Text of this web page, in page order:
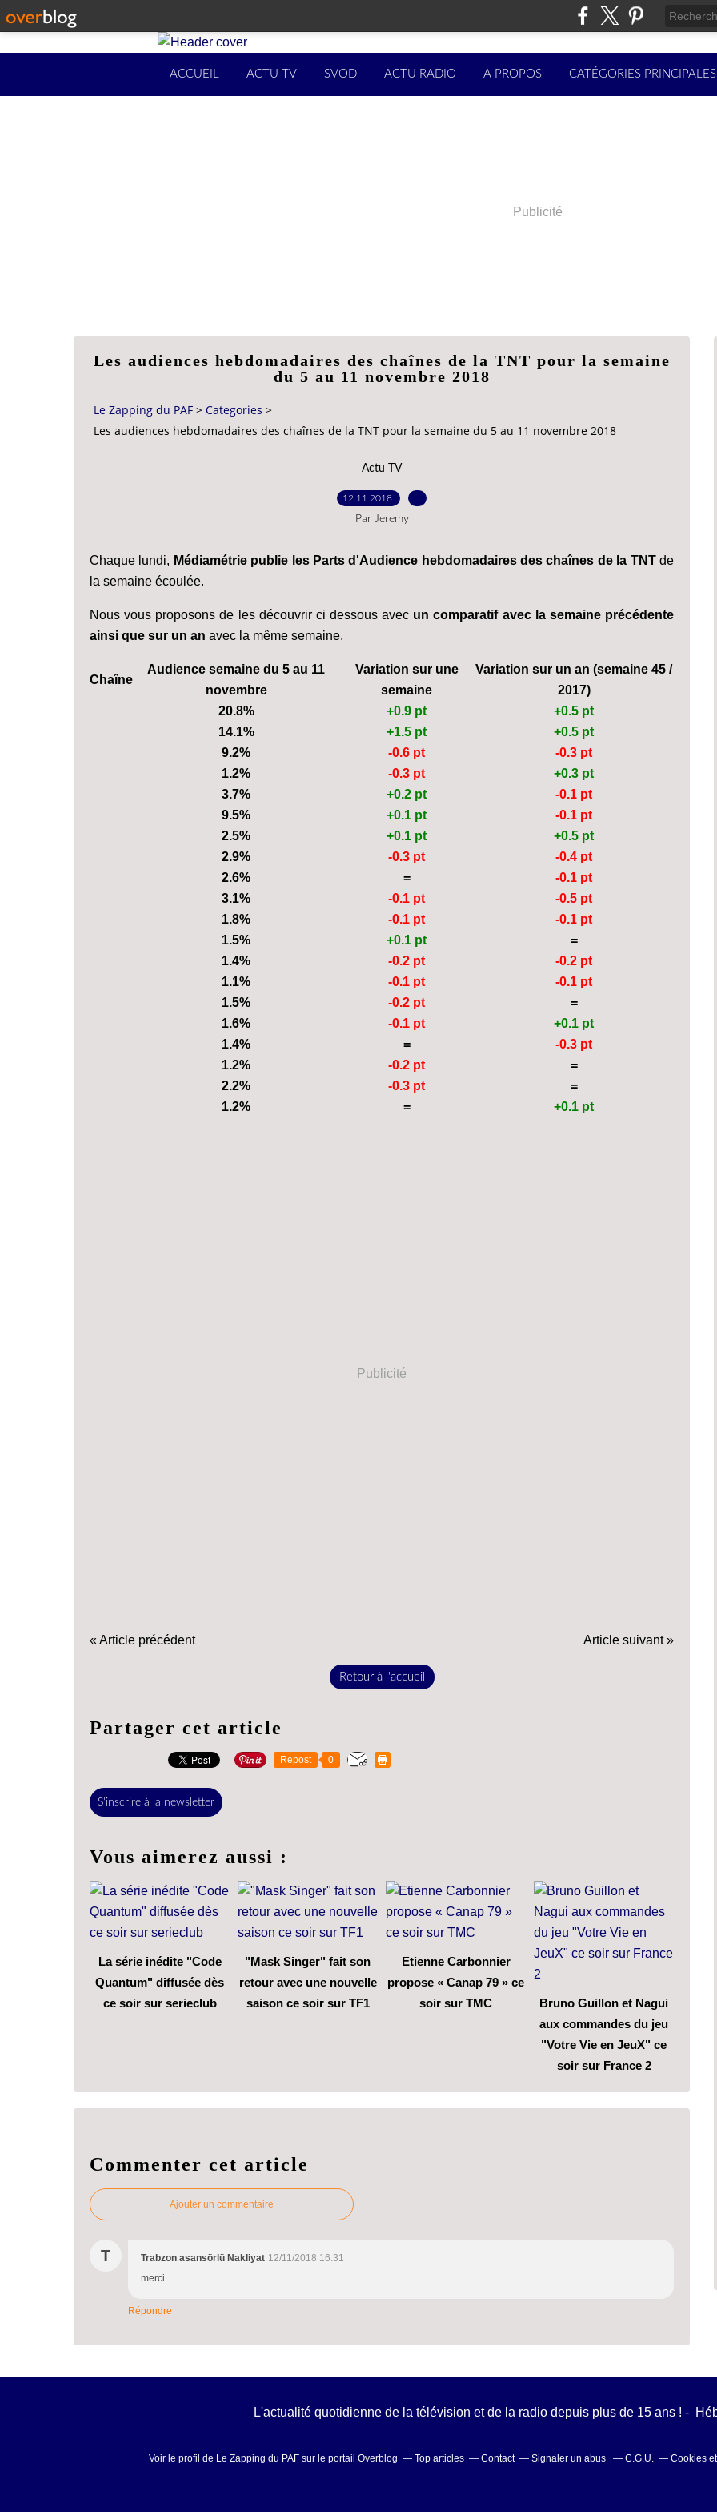
ACCUEIL ACTU TV SVOD ACTU RADIO A PROPOS CATÉGORIES PRINCIPALES
Publicité
Les audiences hebdomadaires des chaînes de la TNT pour la semaine
du 5 au 11 novembre 2018
Le Zapping du PAF > Categories >
Les audiences hebdomadaires des chaînes de la TNT pour la semaine du 5 au 11 novembre 2018
Actu TV
12.11.2018
Par Jeremy
Chaque lundi, Médiamétrie publie les Parts d'Audience hebdomadaires des chaînes de la TNTde
la semaine écoulée.
Nous vous proposons de les découvrir ci dessous avec un comparatif avec la semaine précédente
ainsi que sur un an avec la même semaine.
Chaîne
Audience semaine du 5 au 11
novembre
Variation sur une
semaine
Variation sur un an (semaine 45 /
2017)
20.8%
+0.9 pt
+0.5 pt
14.1%
+1.5 pt
+0.5 pt
9.2%
-0.6 pt
-0.3 pt
1.2%
-0.3 pt
+0.3 pt
3.7%
+0.2 pt
-0.1 pt
9.5%
+0.1 pt
-0.1 pt
2.5%
+0.1 pt
+0.5 pt
2.9%
-0.3 pt
-0.4 pt
2.6%
=
-0.1 pt
3.1%
-0.1 pt
-0.5 pt
1.8%
-0.1 pt
-0.1 pt
1.5%
+0.1 pt
=
1.4%
-0.2 pt
-0.2 pt
1.1%
-0.1 pt
-0.1 pt
1.5%
-0.2 pt
=
1.6%
-0.1 pt
+0.1 pt
1.4%
=
-0.3 pt
1.2%
-0.2 pt
=
2.2%
-0.3 pt
=
1.2%
= +0.1 pt
Publicité
« Article précédent Article suivant »
Retour à l'accueil
Partager cet article
Repost 0
S'inscrire à la newsletter
Vous aimerez aussi :
La série inédite "Code
Quantum" diffusée dès
ce soir sur serieclub
"Mask Singer" fait son
retour avec une nouvelle
saison ce soir sur TF1
Etienne Carbonnier
propose « Canap 79 » ce
soir sur TMC
Bruno Guillon et Nagui
aux commandes du jeu
"Votre Vie en JeuX" ce
soir sur France 2
Commenter cet article
Ajouter un commentaire
T Trabzon asansörlü Nakliyat 12/11/2018 16:31
merci
Répondre
L'actualité quotidienne de la télévision et de la radio depuis plus de 15 ans ! -
Voir le profil de Le Zapping du PAFsur le portail Overblog Top articles Contact Signaler un abus C.G.U. Cookies